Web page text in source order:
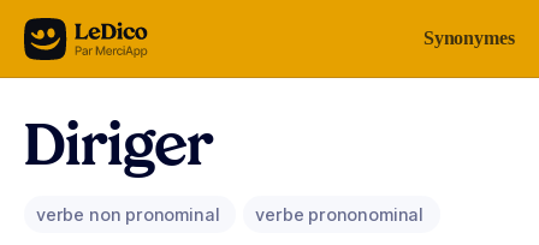
Aller au contenu Synonymes
Diriger
verbe non pronominal verbe prononominal